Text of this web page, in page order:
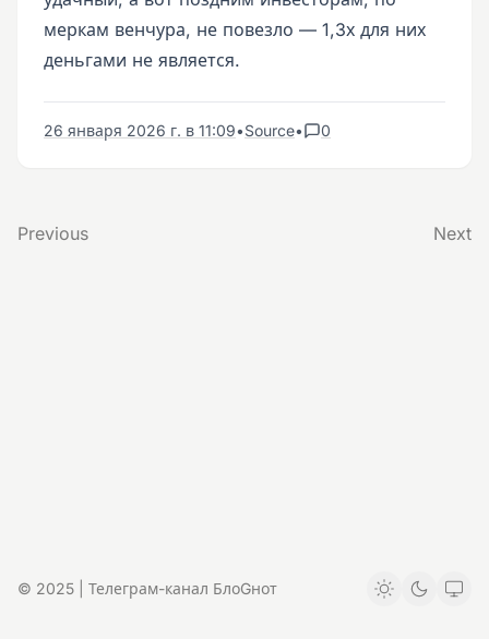
меркам венчура, не повезло — 1,3х для них
деньгами не является.
26 января 2026 г. в 11:09•Source• 0
Previous Next
© 2025 | Телеграм-канал БлоGнот